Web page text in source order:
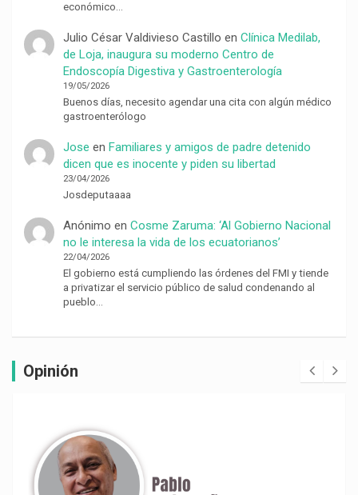
económico…
Julio César Valdivieso Castillo en Clínica Medilab,
de Loja, inaugura su moderno Centro de
Endoscopía Digestiva y Gastroenterología
19/05/2026
Buenos días, necesito agendar una cita con algún médico
gastroenterólogo
Jose en Familiares y amigos de padre detenido
dicen que es inocente y piden su libertad
23/04/2026
Josdeputaaaa
Anónimo en Cosme Zaruma: ‘Al Gobierno Nacional
no le interesa la vida de los ecuatorianos’
22/04/2026
El gobierno está cumpliendo las órdenes del FMI y tiende
a privatizar el servicio público de salud condenando al
pueblo…
Opinión